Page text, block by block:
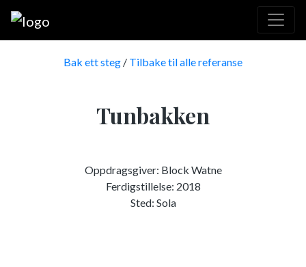
Bak ett steg / Tilbake til alle referanse
Tunbakken
Oppdragsgiver: Block Watne
Ferdigstillelse: 2018
Sted: Sola